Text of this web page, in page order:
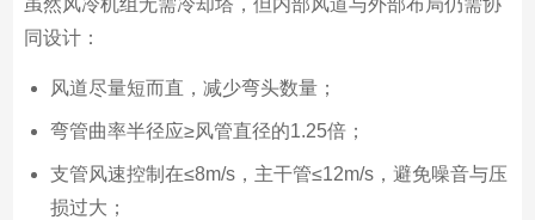
虽然风冷机组无需冷却塔，但内部风道与外部布局仍需协
同设计：
风道尽量短而直，减少弯头数量；
弯管曲率半径应≥风管直径的1.25倍；
支管风速控制在≤8m/s，主干管≤12m/s，避免噪音与压
损过大；